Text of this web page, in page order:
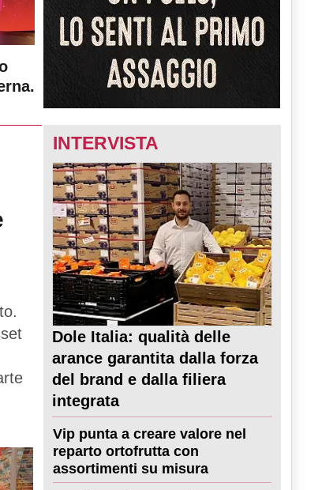
INTERVISTA
Dole Italia: qualità delle
arance garantita dalla forza
del brand e dalla filiera
integrata
Vip punta a creare valore nel
reparto ortofrutta con
assortimenti su misura